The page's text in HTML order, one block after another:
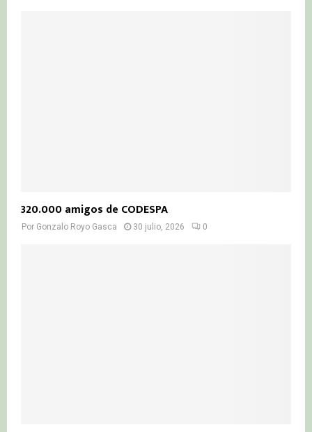
320.000 amigos de CODESPA
Por Gonzalo Royo Gasca 30 julio, 2026 0